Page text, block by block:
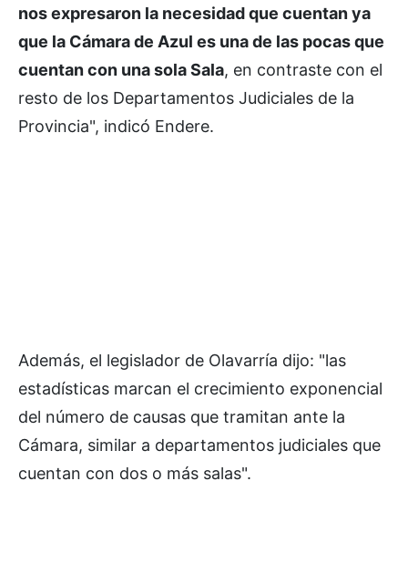
nos expresaron la necesidad que cuentan ya
que la Cámara de Azul es una de las pocas que
cuentan con una sola Sala, en contraste con el
resto de los Departamentos Judiciales de la
Provincia", indicó Endere.
Además, el legislador de Olavarría dijo: "las
estadísticas marcan el crecimiento exponencial
del número de causas que tramitan ante la
Cámara, similar a departamentos judiciales que
cuentan con dos o más salas".